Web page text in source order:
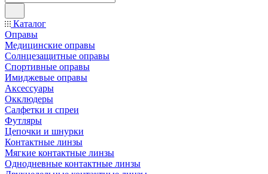
Каталог
Оправы
Медицинские оправы
Солнцезащитные оправы
Спортивные оправы
Имиджевые оправы
Аксессуары
Окклюдеры
Салфетки и спреи
Футляры
Цепочки и шнурки
Контактные линзы
Мягкие контактные линзы
Однодневные контактные линзы